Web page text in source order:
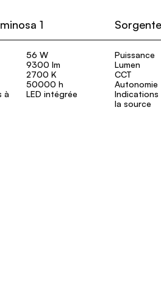
1
56 W
9300 lm
2700 K
50000 h
à
LED intégrée
Puissance
Lumen
CCT
Autonomie
Indications
la source